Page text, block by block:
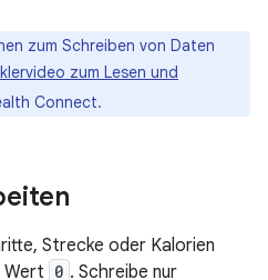
zum Schreiben von Daten
zum Lesen und
Connect.
Strecke oder Kalorien
Wert 0 . Schreibe nur